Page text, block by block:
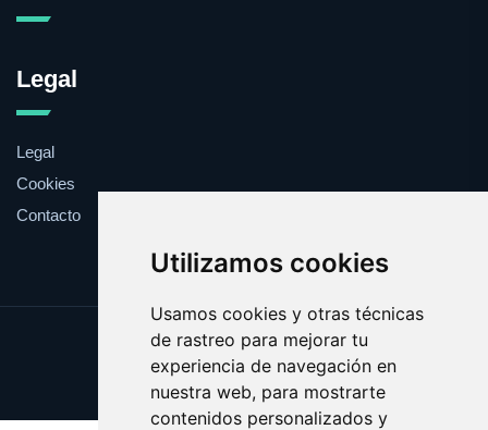
Utilizamos cookies
Usamos cookies y otras técnicas
de rastreo para mejorar tu
experiencia de navegación en
nuestra web, para mostrarte
contenidos personalizados y
Legal
Legal
Cookies
Contacto
Update cookies preferences
Copyright © 2025 whitehouse.es